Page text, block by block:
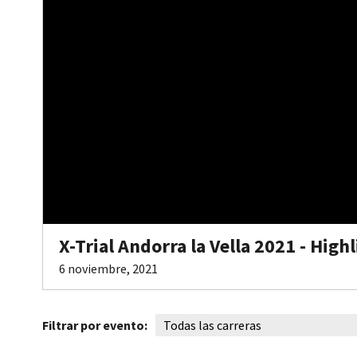
X-Trial Andorra la Vella 2021 -
6 noviembre, 2021
Filtrar por evento: